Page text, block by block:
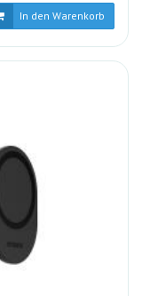
In den Warenkorb